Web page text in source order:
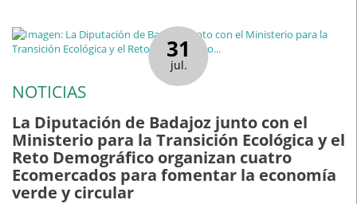
31
jul.
NOTICIAS
La Diputación de Badajoz junto con el
Ministerio para la Transición Ecológica y el
Reto Demográfico organizan cuatro
Ecomercados para fomentar la economía
verde y circular